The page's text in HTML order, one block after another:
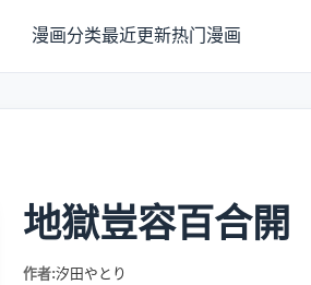
漫画分类最近更新热门漫画
地獄豈容百合開
作者:汐田やとり